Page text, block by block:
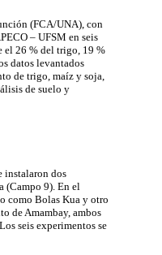
(FCA/UNA), con
– UFSM en seis
el 26 % del trigo, 19 %
datos levantados
de trigo, maíz y soja,
de suelo y
instalaron dos
(Campo 9). En el
como Bolas Kua y otro
de Amambay, ambos
seis experimentos se